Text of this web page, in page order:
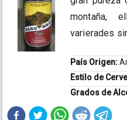
montaña,
varierades
País Origen:
Estilo de
Grados de